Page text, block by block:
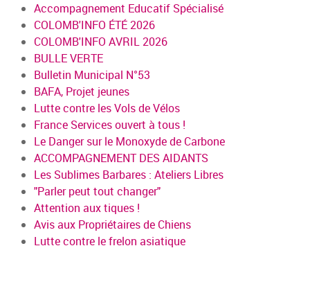
Accompagnement Educatif Spécialisé
COLOMB'INFO ÉTÉ 2026
COLOMB'INFO AVRIL 2026
BULLE VERTE
Bulletin Municipal N°53
BAFA, Projet jeunes
Lutte contre les Vols de Vélos
France Services ouvert à tous !
Le Danger sur le Monoxyde de Carbone
ACCOMPAGNEMENT DES AIDANTS
Les Sublimes Barbares : Ateliers Libres
"Parler peut tout changer"
Attention aux tiques !
Avis aux Propriétaires de Chiens
Lutte contre le frelon asiatique